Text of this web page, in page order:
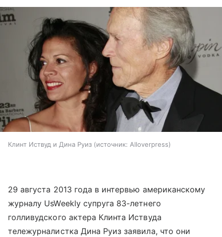
Клинт Иствуд и Дина Руиз источник: Alloverpress
29 августа 2013 года в интервью американскому
журналу UsWeekly супруга 83-летнего
голливудского актера Клинта Иствуда
тележурналистка Дина Руиз заявила, что они